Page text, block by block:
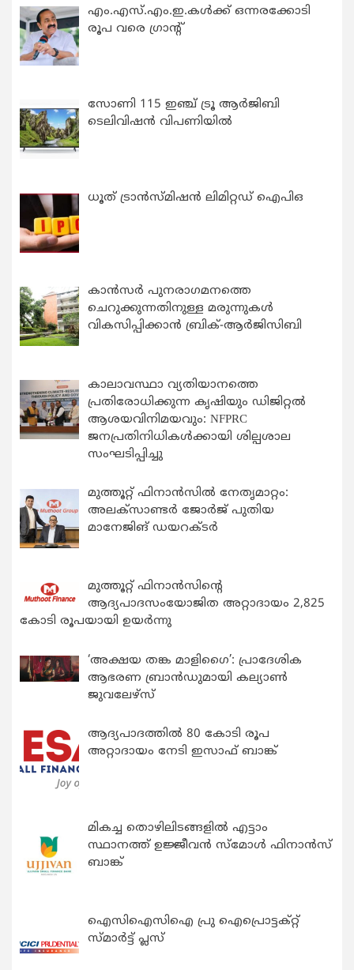
എം.എസ്.എം.ഇ.കൾക്ക് ഒന്നരക്കോടി
രൂപ വരെ ഗ്രാന്റ്
സോണി 115 ഇഞ്ച് ട്രൂ ആർജിബി
ടെലിവിഷൻ വിപണിയിൽ
ധൂത് ട്രാൻസ്മിഷൻ ലിമിറ്റഡ് ഐപിഒ
കാന്‍സര്‍ പുനരാഗമനത്തെ
ചെറുക്കുന്നതിനുള്ള മരുന്നുകള്‍
വികസിപ്പിക്കാന്‍ ബ്രിക്-ആര്‍ജിസിബി
കാലാവസ്ഥാ വ്യതിയാനത്തെ
പ്രതിരോധിക്കുന്ന കൃഷിയും ഡിജിറ്റൽ
ആശയവിനിമയവും: NFPRC
ജനപ്രതിനിധികൾക്കായി ശില്പശാല
സംഘടിപ്പിച്ചു
മുത്തൂറ്റ് ഫിനാൻസിൽ നേതൃമാറ്റം:
അലക്സാണ്ടർ ജോർജ് പുതിയ
മാനേജിങ് ഡയറക്ടർ
മുത്തൂറ്റ് ഫിനാൻസിന്റെ
ആദ്യപാദസംയോജിത അറ്റാദായം 2,825
കോടി രൂപയായി ഉയർന്നു
‘അക്ഷയ തങ്ക മാളിഗൈ’: പ്രാദേശിക
ആഭരണ ബ്രാന്‍ഡുമായി കല്യാണ്‍
ജുവലേഴ്‌സ്
ആദ്യപാദത്തിൽ 80 കോടി രൂപ
അറ്റാദായം നേടി ഇസാഫ് ബാങ്ക്
മികച്ച തൊഴിലിടങ്ങളിൽ എട്ടാം
സ്ഥാനത്ത് ഉജ്ജീവൻ സ്മോൾ ഫിനാൻസ്
ബാങ്ക്
ഐസിഐസിഐ പ്രു ഐപ്രൊട്ടക്റ്റ്
സ്മാർട്ട് പ്ലസ്